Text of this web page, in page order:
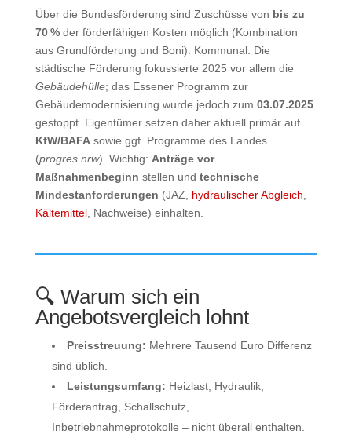
Über die Bundesförderung sind Zuschüsse von bis zu
70 %der förderfähigen Kosten möglich (Kombination
aus Grundförderung und Boni). Kommunal: Die
städtische Förderung fokussierte 2025 vor allem die
Gebäudehülle; das Essener Programm zur
Gebäudemodernisierung wurde jedoch zum 03.07.2025
gestoppt. Eigentümer setzen daher aktuell primär auf
KfW/BAFAsowie ggf. Programme des Landes
(progres.nrw). Wichtig: Anträge vor
Maßnahmenbeginn stellen und technische
Mindestanforderungen (JAZ, hydraulischer Abgleich
Kältemittel, Nachweise) einhalten.
🔍 Warum sich ein
Angebotsvergleich lohnt
Preisstreuung: Mehrere Tausend Euro Differenz
sind üblich.
Leistungsumfang: Heizlast, Hydraulik,
Förderantrag, Schallschutz,
Inbetriebnahmeprotokolle – nicht überall enthalten.